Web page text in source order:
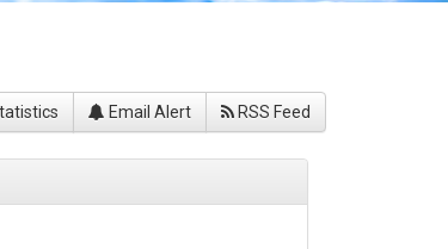
Email Alert RSS Feed